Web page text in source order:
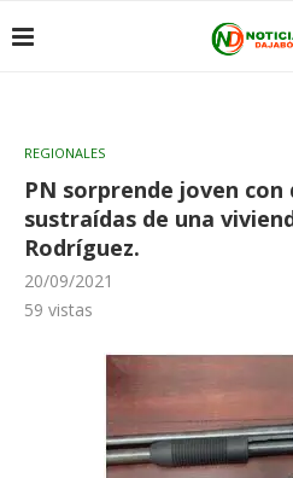
REGIONALES
PN sorprende joven
sustraídas de una
Rodríguez.
20/09/2021
59 vistas